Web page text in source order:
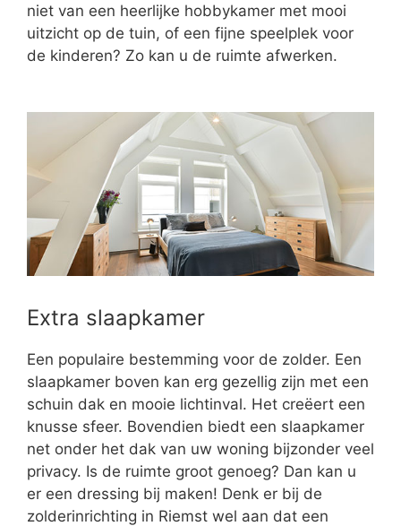
niet van een heerlijke hobbykamer met mooi
uitzicht op de tuin, of een fijne speelplek voor
de kinderen? Zo kan u de ruimte afwerken.
Extra slaapkamer
Een populaire bestemming voor de zolder. Een
slaapkamer boven kan erg gezellig zijn met een
schuin dak en mooie lichtinval. Het creëert een
knusse sfeer. Bovendien biedt een slaapkamer
net onder het dak van uw woning bijzonder veel
privacy. Is de ruimte groot genoeg? Dan kan u
er een dressing bij maken! Denk er bij de
zolderinrichting in Riemst wel aan dat een